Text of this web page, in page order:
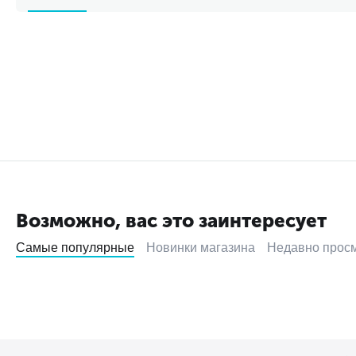
Возможно, вас это заинтересует
Самые популярные Новинки магазина Недавно